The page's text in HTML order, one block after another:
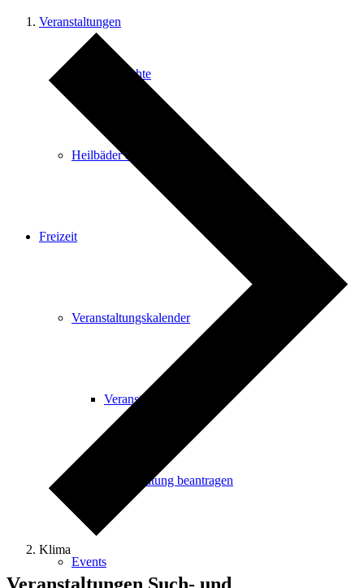
Stadtgeschichte
Heilbäder & Kurorte
Freizeit
Veranstaltungskalender
Veranstaltungskalender
Veranstaltung beantragen
Events
Veranstaltungen
Klima
Veranstaltungen